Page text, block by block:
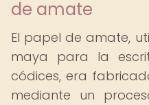
de amate
El papel de amate,
maya para la
códices, era
mediante un